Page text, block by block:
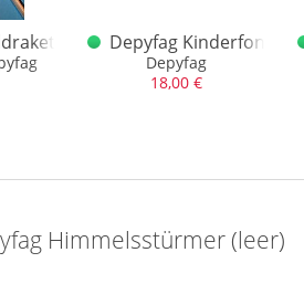
Depyfag Kinderfontäne
Depyfag
18,00 €
Himmelsstürmer (leer)